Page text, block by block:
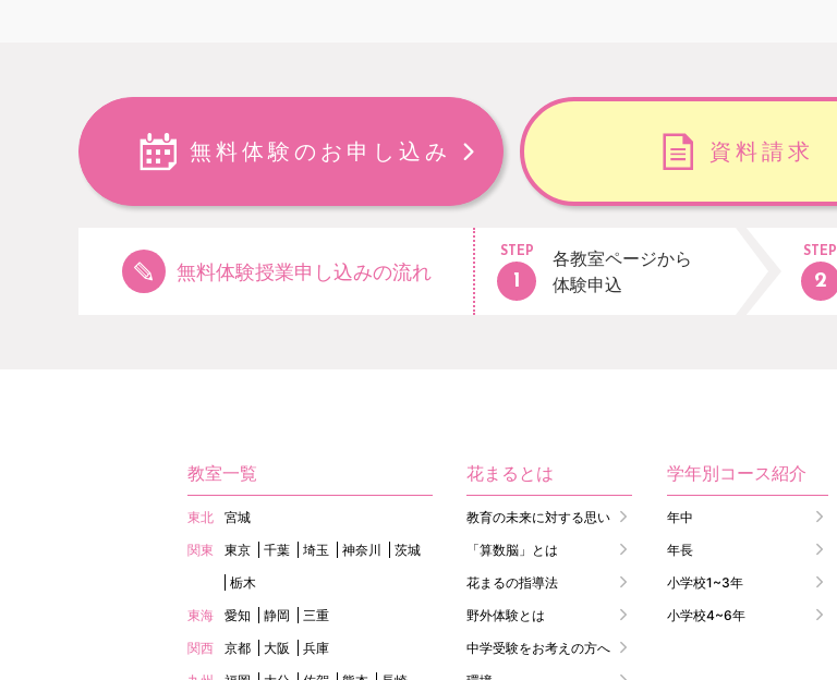
無料体験のお申し込み 資料請求
無料体験授業申し込みの流れ
STEP
各教室ページから
体験申込
STEP
教室一覧
東北
宮城
関東
東京 千葉 埼玉 神奈川
茨城
栃木
東海
愛知 静岡
三重
関西
京都 大阪
兵庫
花まるとは
教育の未来に対する思い
「算数脳」とは
花まるの指導法
野外体験とは
中学受験をお考えの方へ
学年別コース紹介
年中
年長
小学校1~3年
小学校4~6年